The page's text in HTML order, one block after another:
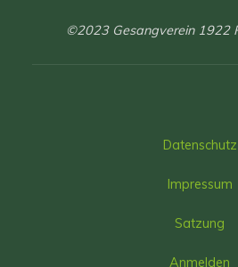
©2023 Gesangverein 1922
Datenschutz
Impressum
Satzung
Anmelden